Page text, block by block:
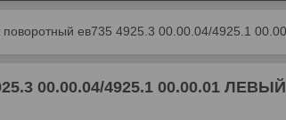
00.00.04/4925.1 00.00.01 ЛЕВЫЙ